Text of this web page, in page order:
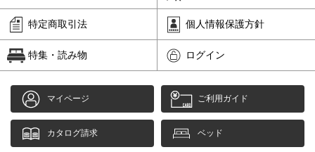
特定商取引法 個人情報保護方針
特集・読み物 ログイン
マイページ ご利用ガイド
カタログ請求 ベッド